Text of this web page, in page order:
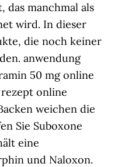
manchmal als
wird. In dieser
die noch keiner
anwendung
50 mg online
online
weichen die
Sie Suboxone
eine
und Naloxon.